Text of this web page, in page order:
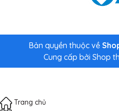
Bản quyền thuộc về
Cung cấp bởi Shop
Trang chủ